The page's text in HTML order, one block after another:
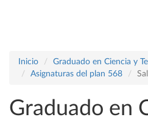
Inicio
Graduado en Ciencia y
Asignaturas del plan 568
Graduado en